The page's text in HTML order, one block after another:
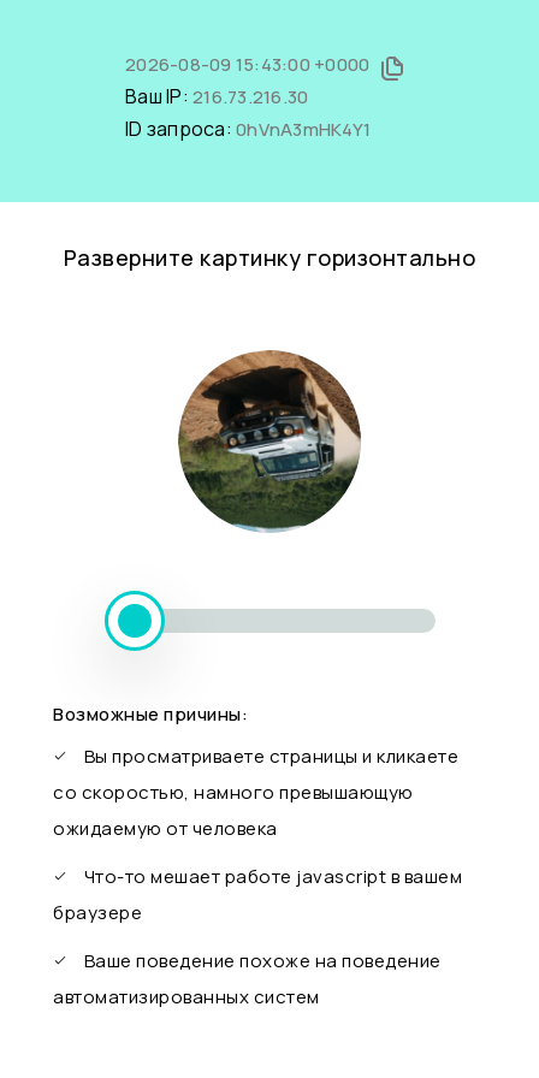
2026-08-09 15:43:00 +0000
Ваш IP: 216.73.216.30
ID запроса: 0hVnA3mHK4Y1
Разверните картинку горизонтально
Возможные причины:
Вы просматриваете страницы и кликаете
со скоростью, намного превышающую
ожидаемую от человека
Что-то мешает работе javascript в вашем
браузере
Ваше поведение похоже на поведение
автоматизированных систем